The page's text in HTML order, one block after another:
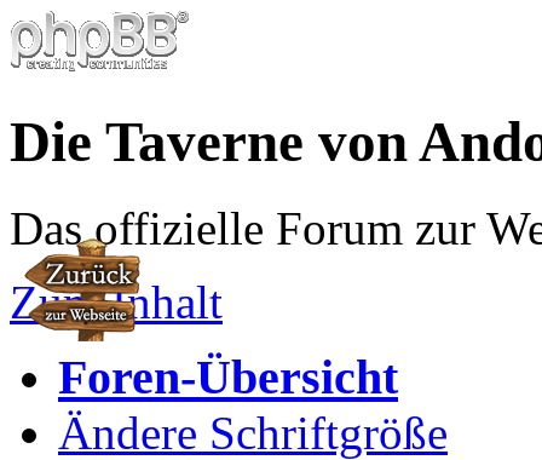
Die Taverne von
Das offizielle Forum zur
Zum Inhalt
Foren-Übersicht
Ändere Schriftgröße